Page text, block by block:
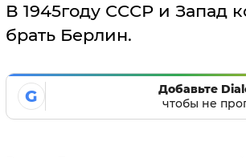
В 1945году СССР и Запад
брать Берлин.
G
Добавьте
чтобы не